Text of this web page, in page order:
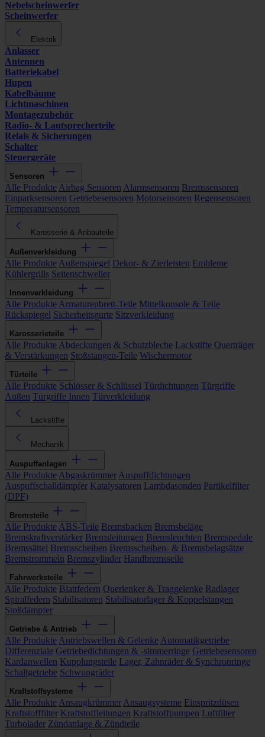
Nebelscheinwerfer
Scheinwerfer
Elektrik
Anlasser
Antennen
Batteriekabel
Hupen
Kabelbäume
Lichtmaschinen
Montagezubehör
Radio- & Lautsprecherteile
Relais & Sicherungen
Schalter
Steuergeräte
Sensoren
Alle Produkte Airbag Sensoren Alarmsensoren Bremssensoren
Einparksensoren Getriebesensoren Motorsensoren Regensensoren
Temperatursensoren
Karosserie & Anbauteile
Außenverkleidung
Alle Produkte Außenspiegel Dekor- & Zierleisten Embleme
Kühlergrills Seitenschweller
Innenverkleidung
Alle Produkte Armaturenbrett-Teile Mittelkonsole & Teile
Rückspiegel Sicherheitsgurte Sitzverkleidung
Karosserieteile
Alle Produkte Abdeckungen & Schutzbleche Lackstifte Querträger
& Verstärkungen Stoßstangen-Teile Wischermotor
Türteile
Alle Produkte Schlösser & Schlüssel Türdichtungen Türgriffe
Außen Türgriffe Innen Türverkleidung
Lackstifte
Mechanik
Auspuffanlagen
Alle Produkte Abgaskrümmer Auspuffdichtungen
Auspuffschalldämpfer Katalysatoren Lambdasonden Partikelfilter
(DPF)
Bremsteile
Alle Produkte ABS-Teile Bremsbacken Bremsbeläge
Bremskraftverstärker Bremsleitungen Bremsleuchten Bremspedale
Bremssättel Bremsscheiben Bremsscheiben- & Bremsbelagsätze
Bremstrommeln Bremszylinder Handbremsseile
Fahrwerksteile
Alle Produkte Blattfedern Querlenker & Traggelenke Radlager
Spiralfedern Stabilisatoren Stabilisatorlager & Koppelstangen
Stoßdämpfer
Getriebe & Antrieb
Alle Produkte Antriebswellen & Gelenke Automatikgetriebe
Differenziale Getriebedichtungen & -simmerringe Getriebesensoren
Kardanwellen Kupplungsteile Lager, Zahnräder & Synchronringe
Schaltgetriebe Schwungräder
Kraftstoffsysteme
Alle Produkte Ansaugkrümmer Ansaugsysteme Einspritzdüsen
Kraftstofffilter Kraftstoffleitungen Kraftstoffpumpen Luftfilter
Turbolader Zündanlage & Zündteile